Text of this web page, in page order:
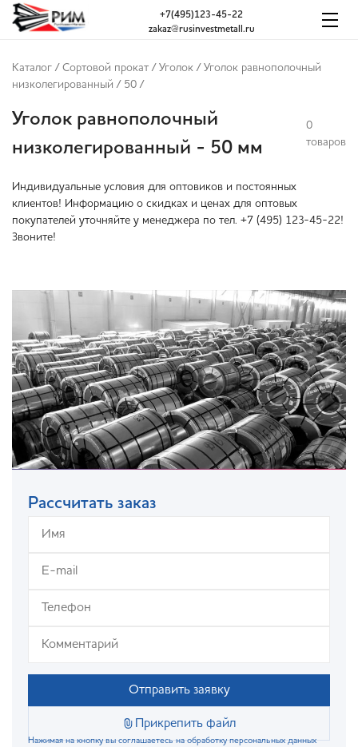
zakaz@rusinvestmetall.ru
+7(495)123-45-22
Каталог / Сортовой прокат / Уголок / Уголок равнополочный
низколегированный / 50 /
Уголок равнополочный
низколегированный - 50 мм
0
товаров
Индивидуальные условия для оптовиков и постоянных
клиентов! Информацию о скидках и ценах для оптовых
покупателей уточняйте у менеджера по тел. +7 (495) 123-45-22!
Звоните!
Рассчитать заказ
Отправить заявку
Прикрепить файл
Нажимая на кнопку вы соглашаетесь на обработку персональных данных